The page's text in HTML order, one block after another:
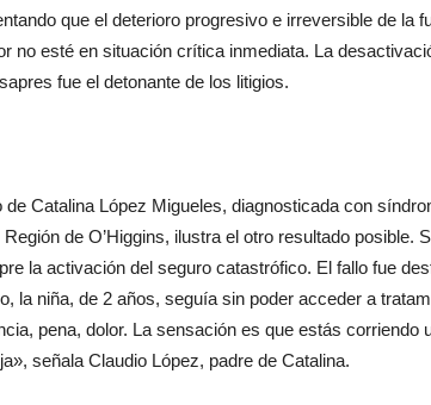
que el deterioro progresivo e irreversible de la
no esté en situación crítica inmediata. La
fue el detonante de los litigios.
de Catalina López Migueles, diagnosticada con
Región de O’Higgins, ilustra el otro resultado posible.
la activación del seguro catastrófico. El fallo fue
la niña, de 2 años, seguía sin poder acceder a
pena, dolor. La sensación es que estás corriendo
señala Claudio López, padre de Catalina.